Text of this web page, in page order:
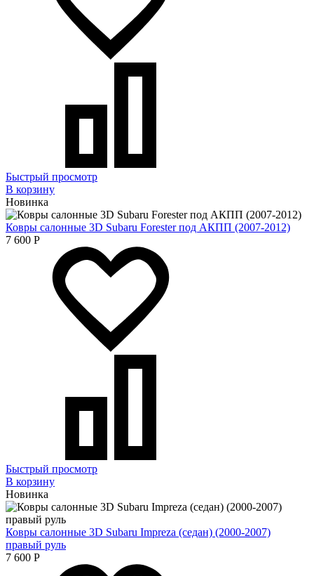
Быстрый просмотр
В корзину
Новинка
Ковры салонные 3D Subaru Forester под АКПП (2007-2012)
7 600 Р
Быстрый просмотр
В корзину
Новинка
Ковры салонные 3D Subaru Impreza (седан) (2000-2007)
правый руль
7 600 Р